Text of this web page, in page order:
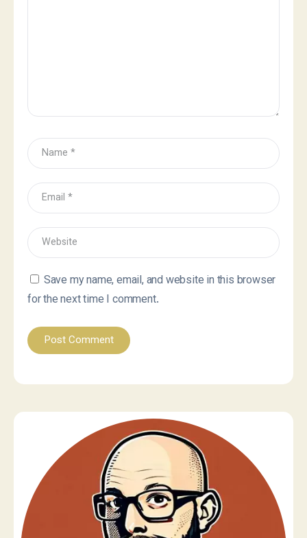
Save my name, email, and website in this browser
for the next time I comment.